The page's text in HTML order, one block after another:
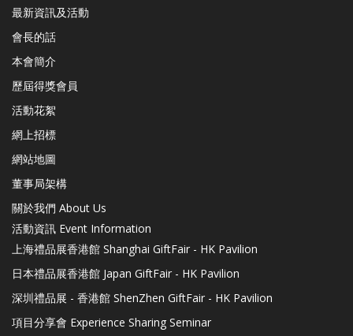
最新資訊及活動
會長的話
本會簡介
歷屆得獎會員
活動花絮
網上招標
網站地圖
董事局架構
關於我們 About Us
活動資訊 Event Information
上海禮品展香港館 Shanghai GiftFair - HK Pavilion
日本禮品展香港館 Japan GiftFair - HK Pavilion
深圳禮品展 - 香港館 ShenZhen GiftFair - HK Pavilion
項目分享會 Experience Sharing Seminar